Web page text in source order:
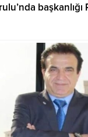
başkanlığı